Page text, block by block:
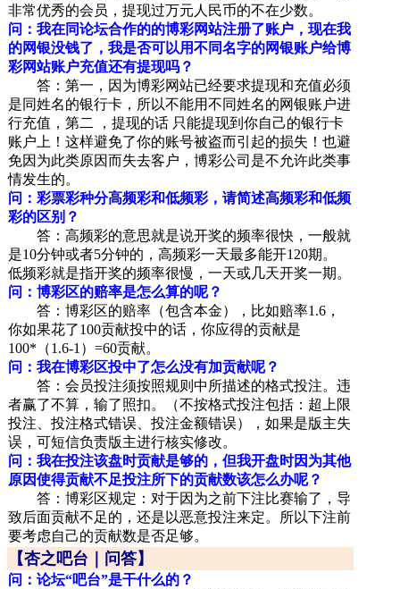
非常优秀的会员，提现过万元人民币的不在少数。
问：我在同论坛合作的的博彩网站注册了账户，现在我
的网银没钱了，我是否可以用不同名字的网银账户给博
彩网站账户充值还有提现吗？
答： 第一， 因为博彩网站已经要求提现和充值必须
是同姓名的银行卡，所以不能用不同姓名的网银账户进
行充值，第二 ，提现的话 只能提现到你自己的银行卡
账户上！这样避免了你的账号被盗而引起的损失！也避
免因为此类原因而失去客户，博彩公司是不允许此类事
情发生的。
问：彩票彩种分高频彩和低频彩，请简述高频彩和低频
彩的区别？
答：高频彩的意思就是说开奖的频率很快，一般就
是10分钟或者5分钟的，高频彩一天最多能开120期。
低频彩就是指开奖的频率很慢，一天或几天开奖一期。
问：博彩区的赔率是怎么算的呢？
答：博彩区的赔率（包含本金），比如赔率1.6，
你如果花了100贡献投中的话，你应得的贡献是
100*（1.6-1）=60贡献。
问：我在博彩区投中了怎么没有加贡献呢？
答：会员投注须按照规则中所描述的格式投注。违
者赢了不算，输了照扣。（不按格式投注包括：超上限
投注、投注格式错误、投注金额错误），如果是版主失
误，可短信负责版主进行核实修改。
问：我在投注该盘时贡献是够的，但我开盘时因为其他
原因使得贡献不足投注所下的贡献数该怎么办呢？
答：博彩区规定：对于因为之前下注比赛输了，导
致后面贡献不足的，还是以恶意投注来定。所以下注前
要考虑自己的贡献数是否足够。
【杏之吧台｜问答】
问：论坛“吧台”是干什么的？